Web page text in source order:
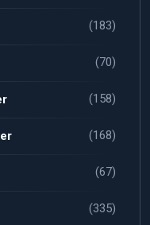
(183)
(70)
(158)
(168)
(67)
(335)